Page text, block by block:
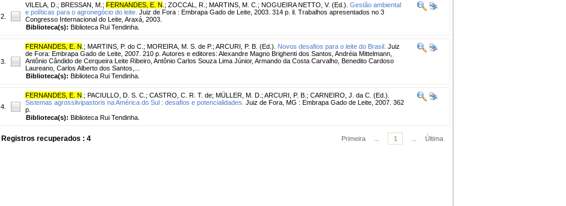
2.
VILELA, D. ; BRESSAN, M. ; FERNANDES, E. N ; ZOCCAL, R. ; MARTINS, M. C. ; NOGUEIRA NETTO, V. (Ed.). Gestão ambiental
e políticas para o agronegócio do leite. Juiz de Fora : Embrapa Gado de Leite, 2003. 314 p. il. Trabalhos apresentados no 3
Congresso Internacional do Leite, Araxá, 2003.
Biblioteca(s): Biblioteca Rui Tendinha.
3.
FERNANDES, E. N ; MARTINS, P. do C. ; MOREIRA, M. S. de P. ; ARCURI, P. B. (Ed.). Novos desafios para o leite do Brasil. Juiz
de Fora: Embrapa Gado de Leite, 2007. 210 p. Autores e editores: Alexandre Magno Brighenti dos Santos, Andréia Mittelmann,
Antônio Cândido de Cerqueira Leite Ribeiro, Antônio Carlos Souza Lima Júnior, Armando da Costa Carvalho, Benedito Cardoso
Laureano, Carlos Alberto dos Santos,...
Biblioteca(s): Biblioteca Rui Tendinha.
4.
FERNANDES, E. N ; PACIULLO, D. S. C. ; CASTRO, C. R. T. de; MÜLLER, M. D. ; ARCURI, P. B. ; CARNEIRO, J. da C. (Ed.).
Sistemas agrossilvipastoris na América do Sul : desafios e potencialidades. Juiz de Fora, MG : Embrapa Gado de Leite, 2007. 362
p.
Biblioteca(s): Biblioteca Rui Tendinha.
Registros recuperados : 4 Primeira 1 Última